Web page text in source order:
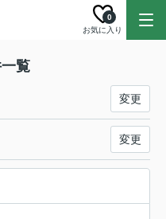
お気に入り
0
覧
変更
変更